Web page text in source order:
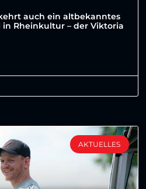
auch ein altbekanntes
in Rheinkultur – der Viktoria
AKTUELLES